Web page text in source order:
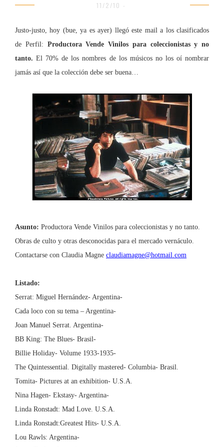
11/2/10 -
Justo-justo, hoy (bue, ya es ayer) llegó este mail a los clasificados
de Perfil: Productora Vende Vinilos para coleccionistas y no
tanto.El 70% de los nombres de los músicos no los oí nombrar
jamás así que la colección debe ser buena…
Asunto: Productora Vende Vinilos para coleccionistas y no tanto.
Obras de culto y otras desconocidas para el mercado vernáculo.
Contactarse con Claudia Magne claudiamagne@hotmail.com
Listado:
Serrat: Miguel Hernández- Argentina-
Cada loco con su tema – Argentina-
Joan Manuel Serrat. Argentina-
BB King: The Blues- Brasil-
Billie Holiday- Volume 1933-1935-
The Quintessential. Digitally mastered- Columbia- Brasil.
Tomita- Pictures at an exhibition- U.S.A.
Nina Hagen- Ekstasy- Argentina-
Linda Ronstadt: Mad Love. U.S.A.
Linda Ronstadt:Greatest Hits- U.S.A.
Lou Rawls: Argentina-